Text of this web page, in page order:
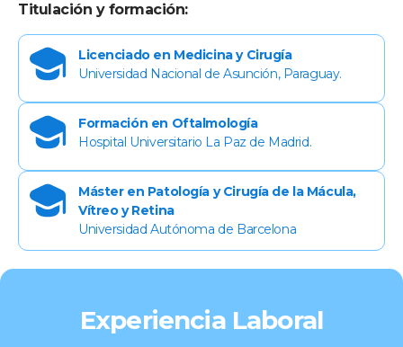
Titulación y formación:
Licenciado en Medicina y Cirugía
Universidad Nacional de Asunción, Paraguay.
Formación en Oftalmología
Hospital Universitario La Paz de Madrid.
Máster en Patología y Cirugía de la Mácula,
Vítreo y Retina
Universidad Autónoma de Barcelona
Experiencia Laboral